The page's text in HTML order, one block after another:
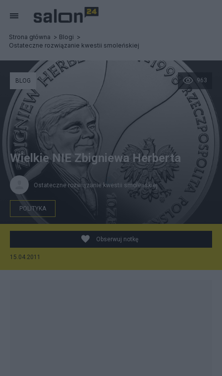
Strona główna
Blogi
Ostateczne rozwiązanie kwestii smoleńskiej
963
BLOG
Wielkie NIE Zbigniewa Herberta
Ostateczne rozwiązanie kwestii smoleńskiej
POLITYKA
Obserwuj notkę
15.04.2011